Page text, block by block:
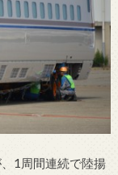
1周間連続で陸揚